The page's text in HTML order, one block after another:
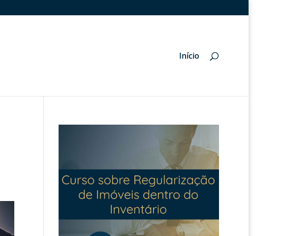
Início